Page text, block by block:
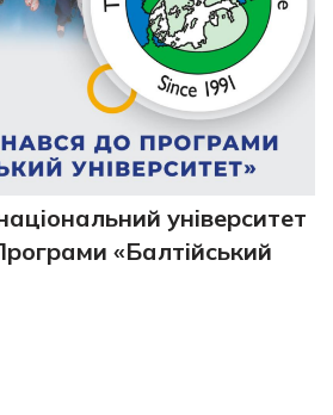
університет
«Балтійський